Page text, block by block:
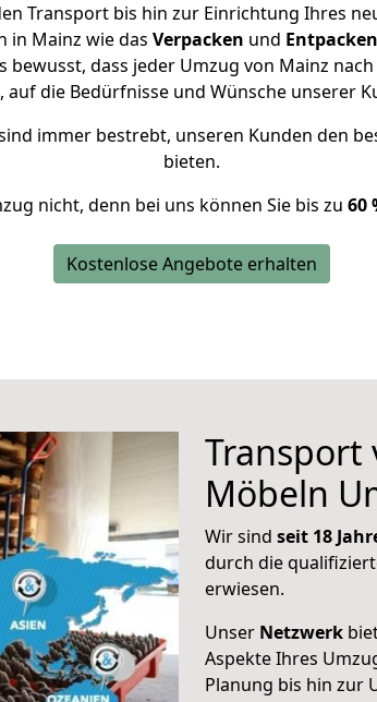
Transport bis hin zur Einrichtung Ihres
in Mainz wie das Verpacken und Entpacken
bewusst, dass jeder Umzug von Mainz
die Bedürfnisse und Wünsche unserer
immer bestrebt, unseren Kunden den
bieten.
nicht, denn bei uns können Sie bis zu 60
Kostenlose Angebote erhalten
Transport
Möbeln
Wir sind seit 18
durch die
erwiesen.
Unser Netzwerk
Aspekte Ihres
Planung bis hin zur